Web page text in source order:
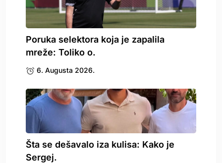
Poruka selektora koja je zapalila
mreže: Toliko o.
6. Augusta 2026.
Šta se dešavalo iza kulisa: Kako je
Sergej.